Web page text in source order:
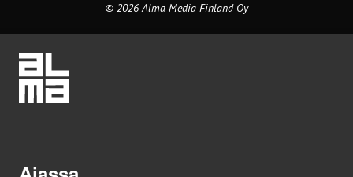
© 2026 Alma Media Finland Oy